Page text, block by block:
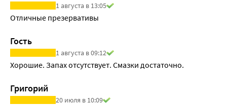
1 августа в 13:05
Отличные презервативы
Гость
1 августа в 09:12
Хорошие. Запах отсутствует. Смазки достаточно.
Григорий
20 июля в 10:09